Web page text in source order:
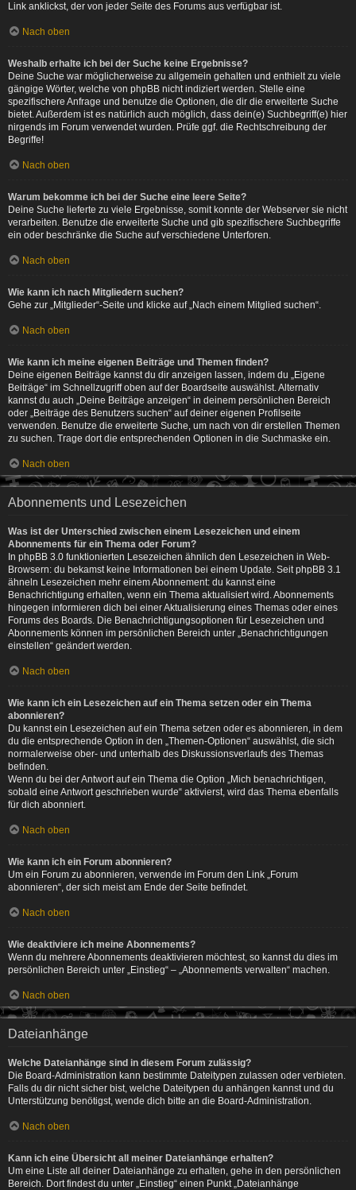
Link anklickst, der von jeder Seite des Forums aus verfügbar ist.
Nach oben
Weshalb erhalte ich bei der Suche keine Ergebnisse?
Deine Suche war möglicherweise zu allgemein gehalten und enthielt zu viele
gängige Wörter, welche von phpBB nicht indiziert werden. Stelle eine
spezifischere Anfrage und benutze die Optionen, die dir die erweiterte Suche
bietet. Außerdem ist es natürlich auch möglich, dass dein(e) Suchbegriff(e) hier
nirgends im Forum verwendet wurden. Prüfe ggf. die Rechtschreibung der
Begriffe!
Nach oben
Warum bekomme ich bei der Suche eine leere Seite?
Deine Suche lieferte zu viele Ergebnisse, somit konnte der Webserver sie nicht
verarbeiten. Benutze die erweiterte Suche und gib spezifischere Suchbegriffe
ein oder beschränke die Suche auf verschiedene Unterforen.
Nach oben
Wie kann ich nach Mitgliedern suchen?
Gehe zur „Mitglieder“-Seite und klicke auf „Nach einem Mitglied suchen“.
Nach oben
Wie kann ich meine eigenen Beiträge und Themen finden?
Deine eigenen Beiträge kannst du dir anzeigen lassen, indem du „Eigene
Beiträge“ im Schnellzugriff oben auf der Boardseite auswählst. Alternativ
kannst du auch „Deine Beiträge anzeigen“ in deinem persönlichen Bereich
oder „Beiträge des Benutzers suchen“ auf deiner eigenen Profilseite
verwenden. Benutze die erweiterte Suche, um nach von dir erstellen Themen
zu suchen. Trage dort die entsprechenden Optionen in die Suchmaske ein.
Nach oben
Abonnements und Lesezeichen
Was ist der Unterschied zwischen einem Lesezeichen und einem
Abonnements für ein Thema oder Forum?
In phpBB 3.0 funktionierten Lesezeichen ähnlich den Lesezeichen in Web-
Browsern: du bekamst keine Informationen bei einem Update. Seit phpBB 3.1
ähneln Lesezeichen mehr einem Abonnement: du kannst eine
Benachrichtigung erhalten, wenn ein Thema aktualisiert wird. Abonnements
hingegen informieren dich bei einer Aktualisierung eines Themas oder eines
Forums des Boards. Die Benachrichtigungsoptionen für Lesezeichen und
Abonnements können im persönlichen Bereich unter „Benachrichtigungen
einstellen“ geändert werden.
Nach oben
Wie kann ich ein Lesezeichen auf ein Thema setzen oder ein Thema
abonnieren?
Du kannst ein Lesezeichen auf ein Thema setzen oder es abonnieren, in dem
du die entsprechende Option in den „Themen-Optionen“ auswählst, die sich
normalerweise ober- und unterhalb des Diskussionsverlaufs des Themas
befinden.
Wenn du bei der Antwort auf ein Thema die Option „Mich benachrichtigen,
sobald eine Antwort geschrieben wurde“ aktivierst, wird das Thema ebenfalls
für dich abonniert.
Nach oben
Wie kann ich ein Forum abonnieren?
Um ein Forum zu abonnieren, verwende im Forum den Link „Forum
abonnieren“, der sich meist am Ende der Seite befindet.
Nach oben
Wie deaktiviere ich meine Abonnements?
Wenn du mehrere Abonnements deaktivieren möchtest, so kannst du dies im
persönlichen Bereich unter „Einstieg“ – „Abonnements verwalten“ machen.
Nach oben
Dateianhänge
Welche Dateianhänge sind in diesem Forum zulässig?
Die Board-Administration kann bestimmte Dateitypen zulassen oder verbieten.
Falls du dir nicht sicher bist, welche Dateitypen du anhängen kannst und du
Unterstützung benötigst, wende dich bitte an die Board-Administration.
Nach oben
Kann ich eine Übersicht all meiner Dateianhänge erhalten?
Um eine Liste all deiner Dateianhänge zu erhalten, gehe in den persönlichen
Bereich. Dort findest du unter „Einstieg“ einen Punkt „Dateianhänge